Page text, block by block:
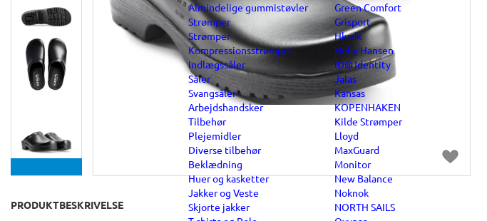
Almindelige gummistøvler
Strømper
Strømper
Kompressionsstrømper
Indlægssåler
Såler
Svangsåler
Arbejdshandsker
Tilbehør
Plejemidler
Diverse tilbehør
Beklædning
Huer og kasketter
Jakker og Veste
Skjorte jakker
Green Comfort
Grisport
Hksdk
Helly Hansen
ID® Identity
Jalas
Kansas
KOPENHAKEN
Kilde Strømper
Lloyd
MaxGuard
Monitor
New Balance
Noknok
NORTH SAILS
PRODUKTBESKRIVELSE